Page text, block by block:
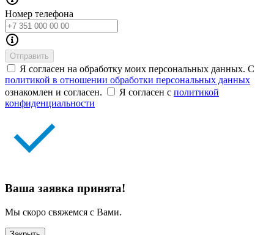
Номер телефона
Отправить
Я согласен на обработку моих персональных данных. С
политикой в отношении обработки персональных данных
ознакомлен и согласен.
Я согласен с политикой
конфиденциальности
Ваша заявка принята!
Мы скоро свяжемся с Вами.